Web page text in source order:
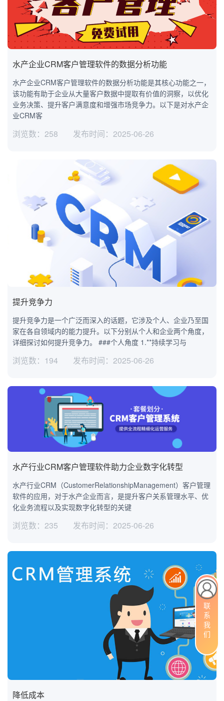
水产企业CRM客户管理软件的数据分析功能
水产企业CRM客户管理软件的数据分析功能是其核心功能之一，
该功能有助于企业从大量客户数据中提取有价值的洞察，以优化
业务决策、提升客户满意度和增强市场竞争力。以下是对水产企
业CRM客
浏览数：258 发布时间：2025-06-26
提升竞争力
提升竞争力是一个广泛而深入的话题，它涉及个人、企业乃至国
家在各自领域内的能力提升。以下分别从个人和企业两个角度，
详细探讨如何提升竞争力。 ###个人角度 1.**持续学习与
浏览数：194 发布时间：2025-06-26
水产行业CRM客户管理软件助力企业数字化转型
水产行业CRM（CustomerRelationshipManagement）客户管理
软件的应用，对于水产企业而言，是提升客户关系管理水平、优
化业务流程以及实现数字化转型的关键
浏览数：235 发布时间：2025-06-26
降低成本
联系我们